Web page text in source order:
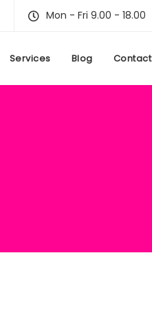
Mon - Fri 9.00 - 18.00
Services Blog Contact